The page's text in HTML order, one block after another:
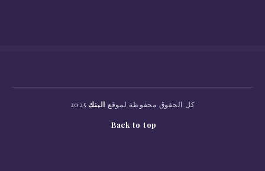
كل الحقوق محفوظة لموقع البنك
Back to top